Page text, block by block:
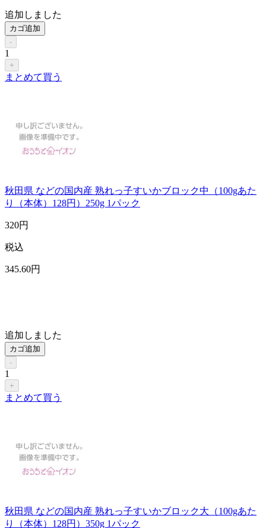
追加しました
カゴ追加
-
1
+
まとめて買う
秋田県 などの国内産 熟れっ子すいかブロック中（100gあた
り（本体）128円）250g 1パック
320円
税込
345.60円
追加しました
カゴ追加
-
1
+
まとめて買う
秋田県 などの国内産 熟れっ子すいかブロック大（100gあた
り（本体）128円）350g 1パック